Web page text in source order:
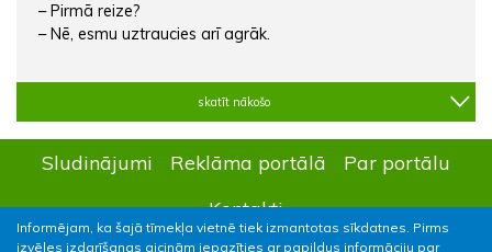
Informējam, ka šajā tīmekļa vietnē tiek izmantotas sīkdatnes. Pirms
izvēles izdarīšanas aicinām iepazīties ar papildus informāciju par
– Pirmā reize?
– Nē, esmu uztraucies arī agrāk.
skatīt nākošo
Sludinājumi Reklāma portālā
Par portālu
Kontakti